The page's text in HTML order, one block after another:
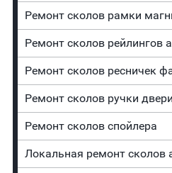
Ремонт сколов рамки
Ремонт сколов рейлингов
Ремонт сколов ресничек
Ремонт сколов ручки двери
Ремонт сколов спойлера
Локальная ремонт сколов